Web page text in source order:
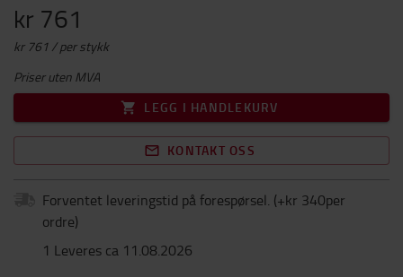
kr 761
kr 761 / per stykk
Priser uten MVA
LEGG I HANDLEKURV
KONTAKT OSS
Forventet leveringstid på forespørsel. (+kr 340per
ordre)
1 Leveres ca 11.08.2026